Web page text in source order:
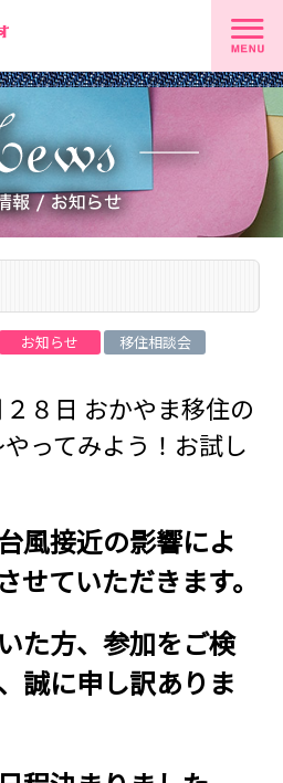
お知らせ
移住相談会
２８日 おかやま移住の
ってみよう！お試し
風接近の影響によ
せていただきます。
た方、参加をご検
誠に申し訳ありま